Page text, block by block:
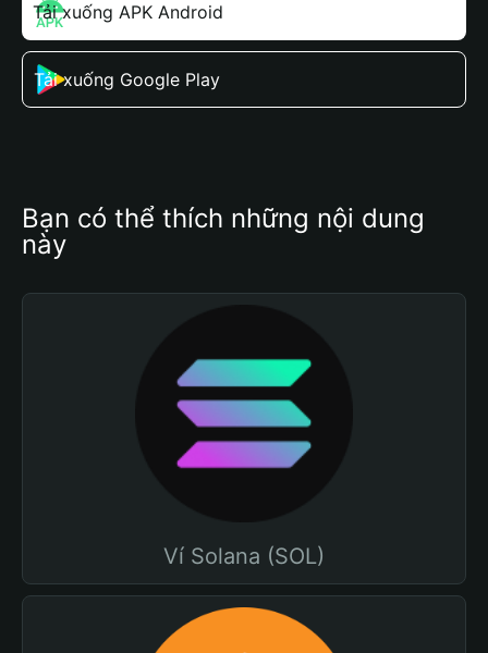
Tải xuống APK Android
Tải xuống Google Play
Bạn có thể thích những nội dung
này
Ví Solana (SOL)